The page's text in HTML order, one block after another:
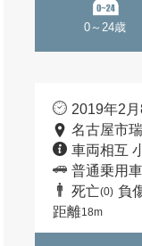
0～24歳
2019年2
名古屋市
車両相互
普通乗用車
死亡(0) 負
距離18m